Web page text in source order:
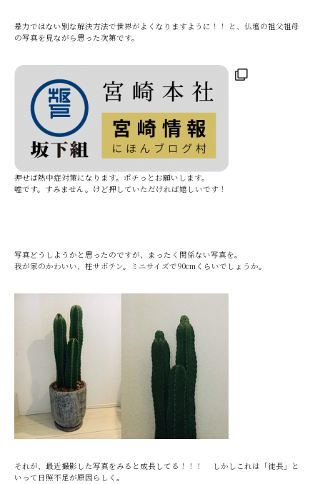
暴力ではない別な解決方法で世界がよくなりますように！！ と、仏壇の祖父祖母
の写真を見ながら思った次第です。
押せば熱中症対策になります。ポチっとお願いします。
嘘です。すみません。けど押していただければ嬉しいです！
写真どうしようかと思ったのですが、まったく関係ない写真を。
我が家のかわいい、柱サボテン。ミニサイズで90cmくらいでしょうか。
それが、最近撮影した写真をみると成長してる！！！ しかしこれは「徒長」と
いって日照不足が原因らしく。